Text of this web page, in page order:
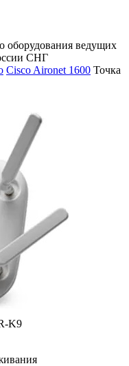
оборудования ведущих
СНГ
Cisco Aironet 1600 Точка
K9